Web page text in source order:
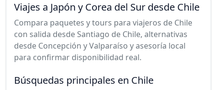
Viajes a Japón y Corea del Sur desde Chile
Compara paquetes y tours para viajeros de Chile
con salida desde Santiago de Chile, alternativas
desde Concepción y Valparaíso y asesoría local
para confirmar disponibilidad real.
Búsquedas principales en Chile